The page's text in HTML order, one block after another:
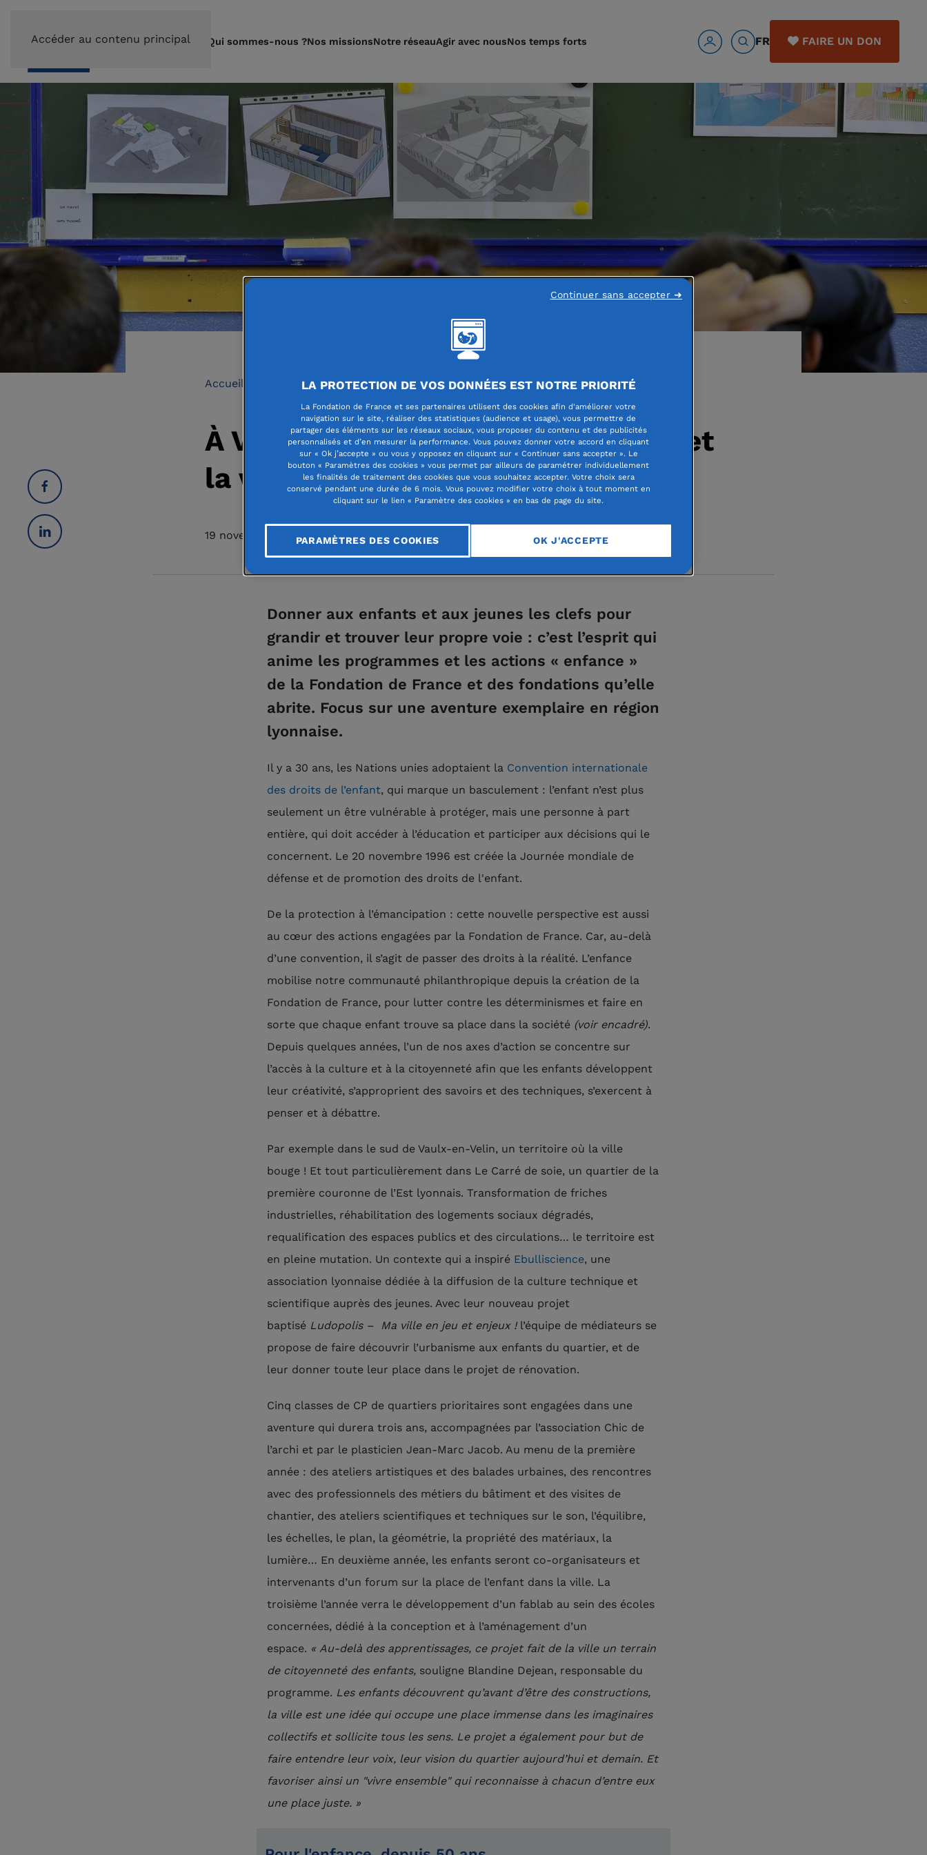
Accéder au contenu principal Qui sommes-nous ?Nos missionsNotre réseauAgir avec nousNos temps forts FR FAIRE UN DON
Accueil Fondation de France Centre-Est
À Vaulx-en-Velin, Ebulliscience met
la ville à hauteur d’enfants
19 novembre 2019
Donner aux enfants et aux jeunes les clefs pour
grandir et trouver leur propre voie : c’est l’esprit qui
anime les programmes et les actions « enfance »
de la Fondation de France et des fondations qu’elle
abrite. Focus sur une aventure exemplaire en région
lyonnaise.
Il y a 30 ans, les Nations unies adoptaient la Convention internationale
des droits de l’enfant, qui marque un basculement : l’enfant n’est plus
seulement un être vulnérable à protéger, mais une personne à part
entière, qui doit accéder à l’éducation et participer aux décisions qui le
concernent. Le 20 novembre 1996 est créée la Journée mondiale de
défense et de promotion des droits de l'enfant.
De la protection à l’émancipation : cette nouvelle perspective est aussi
au cœur des actions engagées par la Fondation de France. Car, au-delà
d’une convention, il s’agit de passer des droits à la réalité. L’enfance
mobilise notre communauté philanthropique depuis la création de la
Fondation de France, pour lutter contre les déterminismes et faire en
sorte que chaque enfant trouve sa place dans la société (voir encadré).
Depuis quelques années, l’un de nos axes d’action se concentre sur
l’accès à la culture et à la citoyenneté afin que les enfants développent
leur créativité, s’approprient des savoirs et des techniques, s’exercent à
penser et à débattre.
Par exemple dans le sud de Vaulx-en-Velin, un territoire où la ville
bouge ! Et tout particulièrement dans Le Carré de soie, un quartier de la
première couronne de l’Est lyonnais. Transformation de friches
industrielles, réhabilitation des logements sociaux dégradés,
requalification des espaces publics et des circulations… le territoire est
en pleine mutation. Un contexte qui a inspiré Ebulliscience, une
association lyonnaise dédiée à la diffusion de la culture technique et
scientifique auprès des jeunes. Avec leur nouveau projet
baptisé Ludopolis – Ma ville en jeu et enjeux ! l’équipe de médiateurs se
propose de faire découvrir l’urbanisme aux enfants du quartier, et de
leur donner toute leur place dans le projet de rénovation.
Cinq classes de CP de quartiers prioritaires sont engagées dans une
aventure qui durera trois ans, accompagnées par l’association Chic de
l’archi et par le plasticien Jean-Marc Jacob. Au menu de la première
année : des ateliers artistiques et des balades urbaines, des rencontres
avec des professionnels des métiers du bâtiment et des visites de
chantier, des ateliers scientifiques et techniques sur le son, l’équilibre,
les échelles, le plan, la géométrie, la propriété des matériaux, la
lumière… En deuxième année, les enfants seront co-organisateurs et
intervenants d’un forum sur la place de l’enfant dans la ville. La
troisième l’année verra le développement d’un fablab au sein des écoles
concernées, dédié à la conception et à l’aménagement d’un
espace. « Au-delà des apprentissages, ce projet fait de la ville un terrain
de citoyenneté des enfants, souligne Blandine Dejean, responsable du
programme. Les enfants découvrent qu’avant d’être des constructions,
la ville est une idée qui occupe une place immense dans les imaginaires
collectifs et sollicite tous les sens. Le projet a également pour but de
faire entendre leur voix, leur vision du quartier aujourd’hui et demain. Et
favoriser ainsi un "vivre ensemble" qui reconnaisse à chacun d’entre eux
une place juste. »
LA PROTECTION DE VOS DONNÉES EST NOTRE PRIORITÉ
La Fondation de France et ses partenaires utilisent des cookies afin d'améliorer votre
navigation sur le site, réaliser des statistiques (audience et usage), vous permettre de
partager des éléments sur les réseaux sociaux, vous proposer du contenu et des publicités
personnalisés et d’en mesurer la performance. Vous pouvez donner votre accord en cliquant
sur « Ok j’accepte » ou vous y opposez en cliquant sur « Continuer sans accepter ». Le
bouton « Paramètres des cookies » vous permet par ailleurs de paramétrer individuellement
les finalités de traitement des cookies que vous souhaitez accepter. Votre choix sera
conservé pendant une durée de 6 mois. Vous pouvez modifier votre choix à tout moment en
cliquant sur le lien « Paramètre des cookies » en bas de page du site.
PARAMÈTRES DES COOKIES OK J'ACCEPTE
Continuer sans accepter ➜